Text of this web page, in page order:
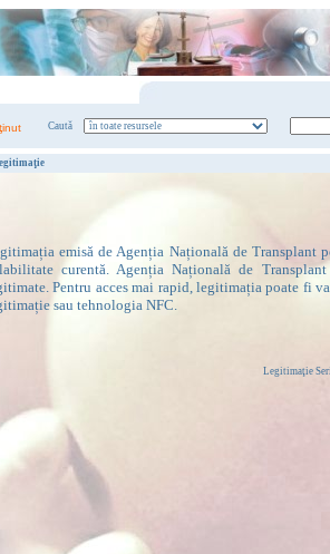
Caută
emisă de Agenția Națională de Transplant
curentă. Agenția Națională de
Pentru acces mai rapid, legitimația poate fi
sau tehnologia NFC.
Legitimaţie